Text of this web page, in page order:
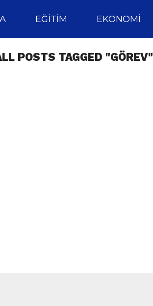
EĞITIM EKONOMI
POSTS TAGGED "GÖREV"